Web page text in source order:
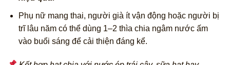
Phụ nữ mang thai, người già ít vận động hoặc người bị
trĩ lâu năm có thể dùng 1–2 thìa chia ngâm nước ấm
vào buổi sáng để cải thiện đáng kể.